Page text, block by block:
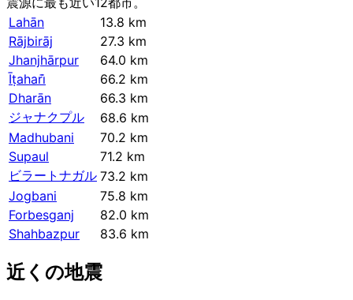
Lahān
13.8 km
Rājbirāj
27.3 km
Jhanjhārpur
64.0 km
Īṭahari̇̄
66.2 km
Dharān
66.3 km
ジャナクプル
68.6 km
Madhubani
70.2 km
Supaul
71.2 km
ビラートナガル 73.2 km
Jogbani
75.8 km
Forbesganj
82.0 km
Shahbazpur
83.6 km
近くの地震